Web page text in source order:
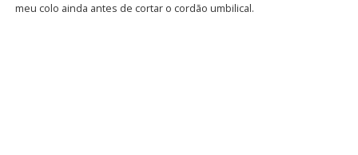
meu colo ainda antes de cortar o cordão umbilical.